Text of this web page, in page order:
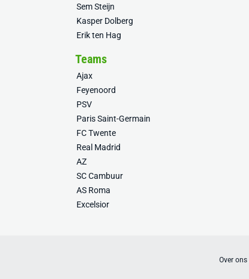
Sem Steijn
Kasper Dolberg
Erik ten Hag
Teams
Ajax
Feyenoord
PSV
Paris Saint-Germain
FC Twente
Real Madrid
AZ
SC Cambuur
AS Roma
Excelsior
Over ons